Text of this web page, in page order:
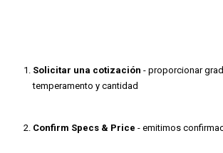
Solicitar una cotización - proporcionar
temperamento y cantidad
Confirm Specs & Price - emitimos